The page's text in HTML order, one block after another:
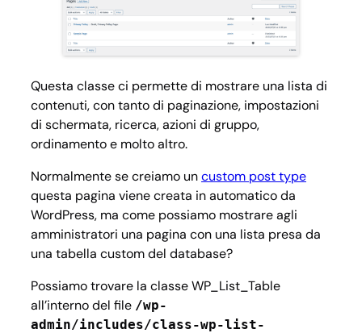
Questa classe ci permette di mostrare una lista di
contenuti, con tanto di paginazione, impostazioni
di schermata, ricerca, azioni di gruppo,
ordinamento e molto altro.
Normalmente se creiamo uncustom post type
questa pagina viene creata in automatico da
WordPress, ma come possiamo mostrare agli
amministratori una pagina con una lista presa da
una tabella custom del database?
Possiamo trovare la classe WP_List_Table
all’interno del file /wp-
admin/includes/class-wp-list-